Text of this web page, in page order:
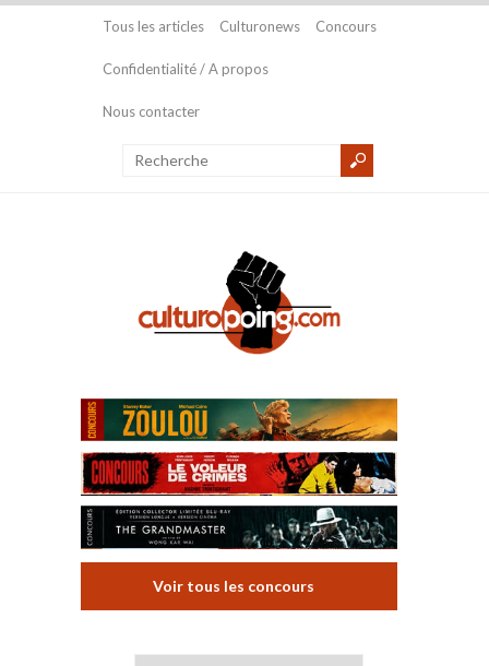
Tous les articles Culturonews Concours
Confidentialité / A propos
Nous contacter
Voir tous les concours